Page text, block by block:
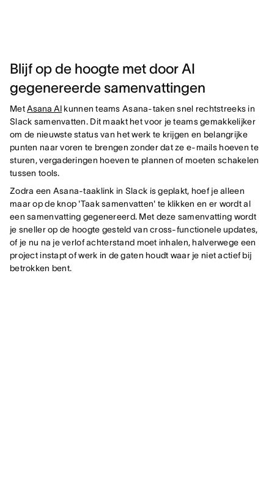
Blijf op de hoogte met door AI
gegenereerde samenvattingen
MetAsana AIkunnen teams Asana-taken snel rechtstreeks in
Slack samenvatten. Dit maakt het voor je teams gemakkelijker
om de nieuwste status van het werk te krijgen en belangrijke
punten naar voren te brengen zonder dat ze e-mails hoeven te
sturen, vergaderingen hoeven te plannen of moeten schakelen
tussen tools.
Zodra een Asana-taaklink in Slack is geplakt, hoef je alleen
maar op de knop 'Taak samenvatten' te klikken en er wordt al
een samenvatting gegenereerd. Met deze samenvatting wordt
je sneller op de hoogte gesteld van cross-functionele updates,
of je nu na je verlof achterstand moet inhalen, halverwege een
project instapt of werk in de gaten houdt waar je niet actief bij
betrokken bent.